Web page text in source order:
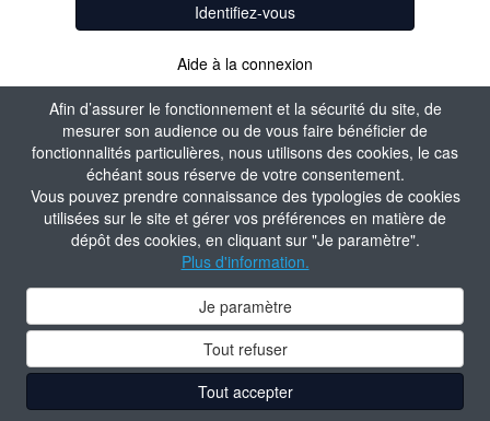
Afin d’assurer le fonctionnement et la sécurité du site, de
mesurer son audience ou de vous faire bénéficier de
fonctionnalités particulières, nous utilisons des cookies, le cas
échéant sous réserve de votre consentement.
Vous pouvez prendre connaissance des typologies de cookies
utilisées sur le site et gérer vos préférences en matière de
dépôt des cookies, en cliquant sur "Je paramètre".
Plus d'information.
Je paramètre
Tout refuser
Tout accepter
Identifiez-vous
Aide à la connexion